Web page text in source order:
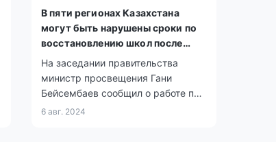
В пяти регионах Казахстана
могут быть нарушены сроки по
восстановлению школ после
паводков
На заседании правительства
министр просвещения Гани
Бейсембаев сообщил о работе по
восстановлению школ и детских
6 авг. 2024